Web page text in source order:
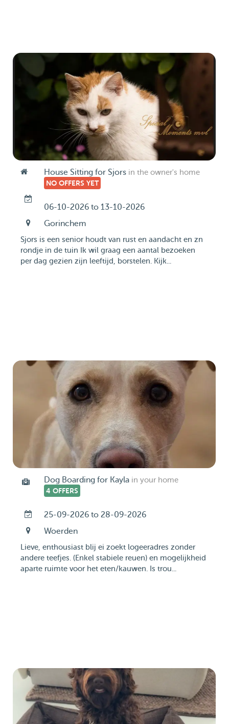
House Sitting for Sjors in the owner's home
NO OFFERS YET
06-10-2026 to 13-10-2026
Gorinchem
Sjors is een senior houdt van rust en aandacht en zn
rondje in de tuin Ik wil graag een aantal bezoeken
per dag gezien zijn leeftijd, borstelen. Kijk...
Dog Boarding for Kayla in your home
4 OFFERS
25-09-2026 to 28-09-2026
Woerden
Lieve, enthousiast blij ei zoekt logeeradres zonder
andere teefjes. (Enkel stabiele reuen) en mogelijkheid
aparte ruimte voor het eten/kauwen. Is trou...